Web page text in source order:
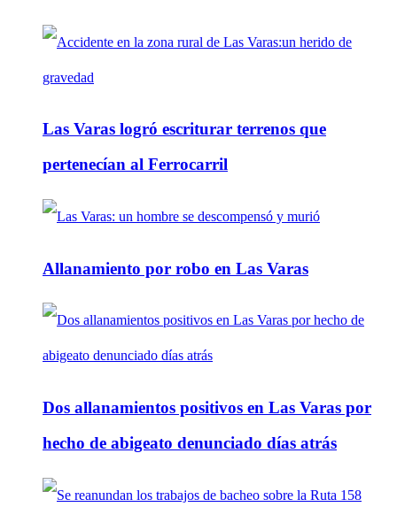
Las Varas logró escriturar terrenos que
pertenecían al Ferrocarril
Allanamiento por robo en Las Varas
Dos allanamientos positivos en Las Varas por
hecho de abigeato denunciado días atrás